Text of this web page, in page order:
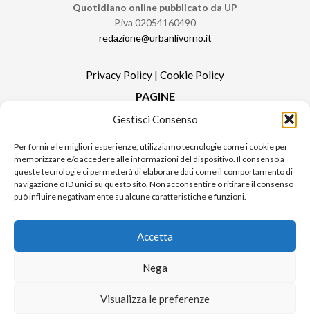
Gestisci Consenso
Per fornire le migliori esperienze, utilizziamo tecnologie come i cookie per
memorizzare e/o accedere alle informazioni del dispositivo. Il consenso a
queste tecnologie ci permetterà di elaborare dati come il comportamento di
navigazione o ID unici su questo sito. Non acconsentire o ritirare il consenso
può influire negativamente su alcune caratteristiche e funzioni.
Accetta
Nega
Visualizza le preferenze
Quotidiano online pubblicato da UP
P.iva 02054160490
redazione@urbanlivorno.it
Privacy Policy | Cookie Policy
PAGINE
Redazione
Contatti
Pubblicità
Sitemap
RUBRICHE
Urban Video